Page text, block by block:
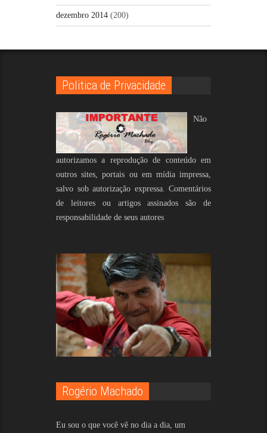
dezembro 2014 (200)
Politica de Privacidade
Não
autorizamos a reprodução de conteúdo em
outros sites, portais ou em mídia impressa,
salvo sob autorização expressa. Comentários
de leitores ou artigos assinados são de
responsabilidade de seus autores
Rogério Machado
Eu sou o que você vê no dia a dia, um